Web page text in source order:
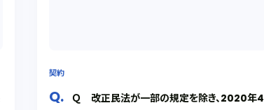
契約
Ｑ 改正民法が一部の規定を除き、2020年4